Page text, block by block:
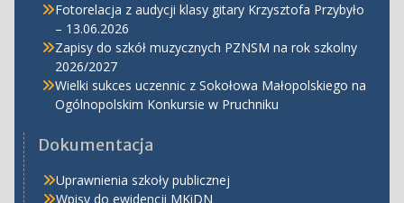
Fotorelacja z audycji klasy gitary Krzysztofa Przybyło
– 13.06.2026
Zapisy do szkół muzycznych PZNSM na rok szkolny
2026/2027
Wielki sukces uczennic z Sokołowa Małopolskiego na
Ogólnopolskim Konkursie w Pruchniku
Dokumentacja
Uprawnienia szkoły publicznej
Wpisy do ewidencji MKiDN